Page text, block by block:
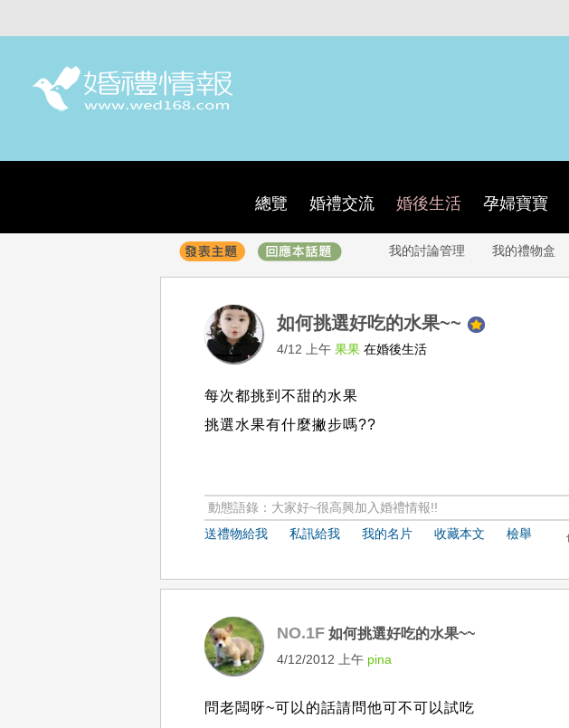
總覽 婚禮交流 婚後生活 孕婦寶寶
我的討論管理 我的禮物盒
如何挑選好吃的水果~~
4/12 上午果果在婚後生活
每次都挑到不甜的水果
挑選水果有什麼撇步嗎??
動態語錄：大家好~很高興加入婚禮情報!!
送禮物給我
私訊給我 我的名片 收藏本文 檢舉
NO.1F 如何挑選好吃的水果~~
4/12/2012 上午 pina
問老闆呀~可以的話請問他可不可以試吃